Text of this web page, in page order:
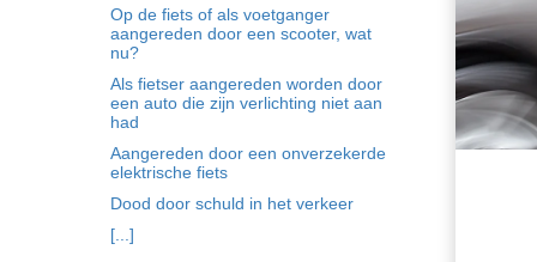
Op de fiets of als voetganger
aangereden door een scooter, wat
nu?
Als fietser aangereden worden door
een auto die zijn verlichting niet aan
had
Aangereden door een onverzekerde
elektrische fiets
Dood door schuld in het verkeer
[...]